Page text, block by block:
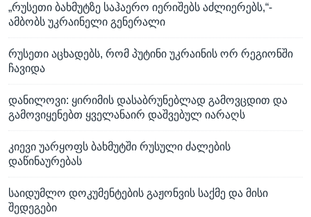
„რუსეთი ბახმუტზე საჰაერო იერიშებს აძლიერებს,“-
ამბობს უკრაინელი გენერალი
რუსეთი აცხადებს, რომ პუტინი უკრაინის ორ რეგიონში
ჩავიდა
დანილოვი: ყირიმის დასაბრუნებლად გამოვცდით და
გამოვიყენებთ ყველანაირ დაშვებულ იარაღს
კიევი უარყოფს ბახმუტში რუსული ძალების
დაწინაურებას
საიდუმლო დოკუმენტების გაჟონვის საქმე და მისი
შედეგები